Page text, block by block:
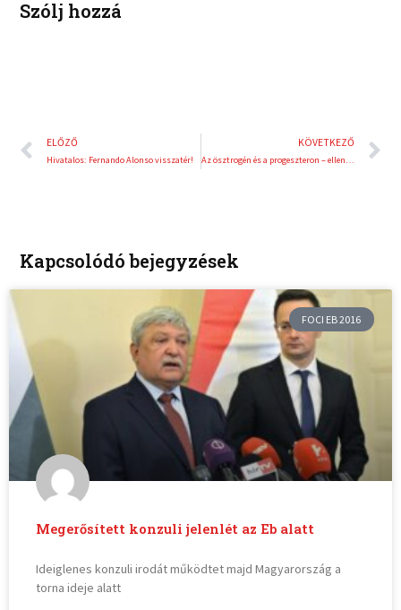
Szólj hozzá
Előző
ELŐZŐ
Hivatalos: Fernando Alonso visszatér!
KÖVETKEZŐ
Az ösztrogén és a progeszteron – ellenség vagy barát?
Kapcsolódó bejegyzések
FOCI EB 2016
Megerősített konzuli jelenlét az Eb alatt
Ideiglenes konzuli irodát működtet majd Magyarország a
torna ideje alatt